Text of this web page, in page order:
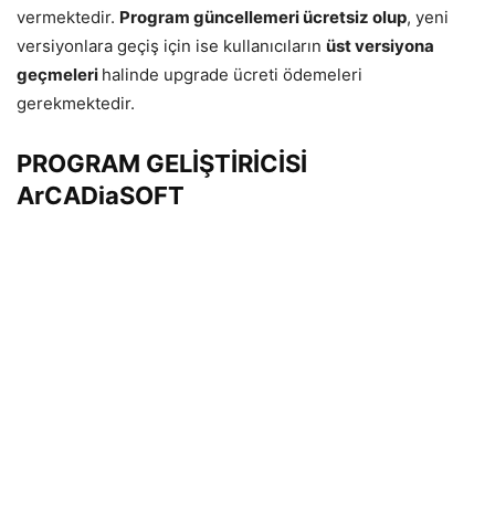
vermektedir. Program güncellemeri ücretsiz olup, yeni
versiyonlara geçiş için ise kullanıcıların üst versiyona
geçmeleri halinde upgrade ücreti ödemeleri
gerekmektedir.
PROGRAM GELİŞTİRİCİSİ
ArCADiaSOFT